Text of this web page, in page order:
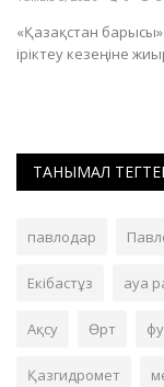
«Қазақстан
іріктеу кезеңіне
ТАНЫМАЛ
павлодар
Екібастұз ауа
Ақсу Өрт
Қазгидромет